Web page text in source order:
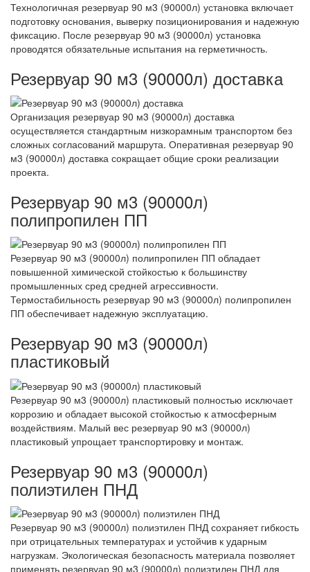
Технологичная резервуар 90 м3 (90000л) установка включает
подготовку основания, выверку позиционирования и надежную
фиксацию. После резервуар 90 м3 (90000л) установка
проводятся обязательные испытания на герметичность.
Резервуар 90 м3 (90000л) доставка
Организация резервуар 90 м3 (90000л) доставка
осуществляется стандартным низкорамным транспортом без
сложных согласований маршрута. Оперативная резервуар 90
м3 (90000л) доставка сокращает общие сроки реализации
проекта.
Резервуар 90 м3 (90000л)
полипропилен ПП
Резервуар 90 м3 (90000л) полипропилен ПП обладает
повышенной химической стойкостью к большинству
промышленных сред средней агрессивности.
Термостабильность резервуар 90 м3 (90000л) полипропилен
ПП обеспечивает надежную эксплуатацию.
Резервуар 90 м3 (90000л)
пластиковый
Резервуар 90 м3 (90000л) пластиковый полностью исключает
коррозию и обладает высокой стойкостью к атмосферным
воздействиям. Малый вес резервуар 90 м3 (90000л)
пластиковый упрощает транспортировку и монтаж.
Резервуар 90 м3 (90000л)
полиэтилен ПНД
Резервуар 90 м3 (90000л) полиэтилен ПНД сохраняет гибкость
при отрицательных температурах и устойчив к ударным
нагрузкам. Экологическая безопасность материала позволяет
применять резервуар 90 м3 (90000л) полиэтилен ПНД для